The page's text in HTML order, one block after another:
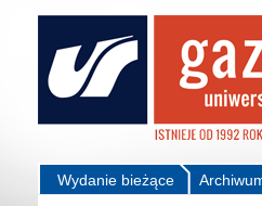
Wydanie bieżące